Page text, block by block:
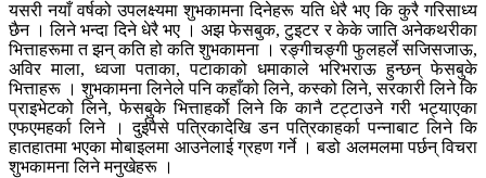
यसरी नयाँ वर्षको उपलक्ष्यमा शुभकामना दिनेहरू यति धेरै भए कि कुरै गरिसाध्य
छैन । लिने भन्दा दिने धेरै भए । अझ फेसबुक, टुइटर र केके जाति अनेकथरीका
भित्ताहरूमा त झन् कति हो कति शुभकामना । रङ्गीचङ्गी फुलहर्ले सजिसजाऊ,
अविर माला, ध्वजा पताका, पटाकाको धमाकाले भरिभराऊ हुन्छन् फेसबुके
भित्ताहरू । शुभकामना लिनेले पनि कहाँको लिने, कस्को लिने, सरकारी लिने कि
प्राइभेटको लिने, फेसबुके भित्ताहर्काे लिने कि कानै टट्टाउने गरी भट्याएका
एफएमहर्का लिने । दुईपैसे पत्रिकादेखि डन पत्रिकाहर्का पन्नाबाट लिने कि
हातहातमा भएका मोबाइलमा आउनेलाई ग्रहण गर्ने । बडो अलमलमा पर्छन् विचरा
शुभकामना लिने मनुखेहरू ।